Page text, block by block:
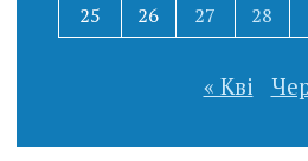
25
26 27 28
« Кві